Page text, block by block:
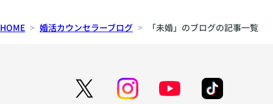
ナ
プ
安
HOME 婚活カウンセラーブログ 「未婚」のブログの記事一覧